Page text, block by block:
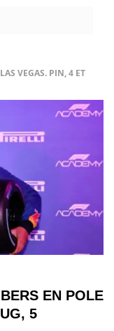
VEGAS. PIN, 4 ET
EN POLE
5